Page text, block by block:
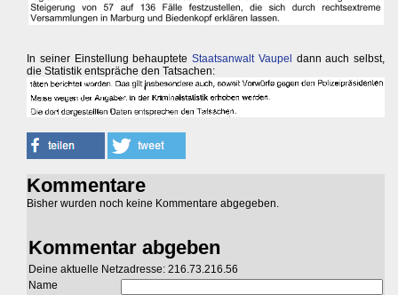
In seiner Einstellung behaupteteStaatsanwalt Vaupel dann auch selbst,
die Statistik entspräche den Tatsachen:
Kommentare
Bisher wurden noch keine Kommentare abgegeben.
Kommentar abgeben
Deine aktuelle Netzadresse: 216.73.216.56
Name